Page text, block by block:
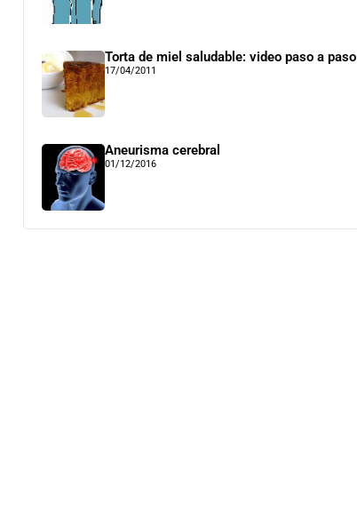
Torta de miel saludable: video paso a paso
17/04/2011
Aneurisma cerebral
01/12/2016